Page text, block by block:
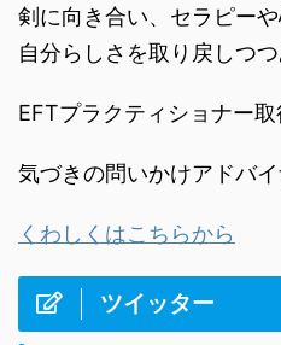
剣に向き合い、セラピー
自分らしさを取り戻しつつ
EFTプラクティショナー取
気づきの問いかけアドバ
くわしくはこちらから
ツイッター